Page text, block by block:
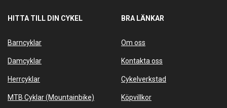
HITTA TILL DIN CYKEL
Barncyklar
Damcyklar
Herrcyklar
MTB Cyklar (Mountainbike)
BRA LÄNKAR
Om oss
Kontakta oss
Cykelverkstad
Köpvillkor